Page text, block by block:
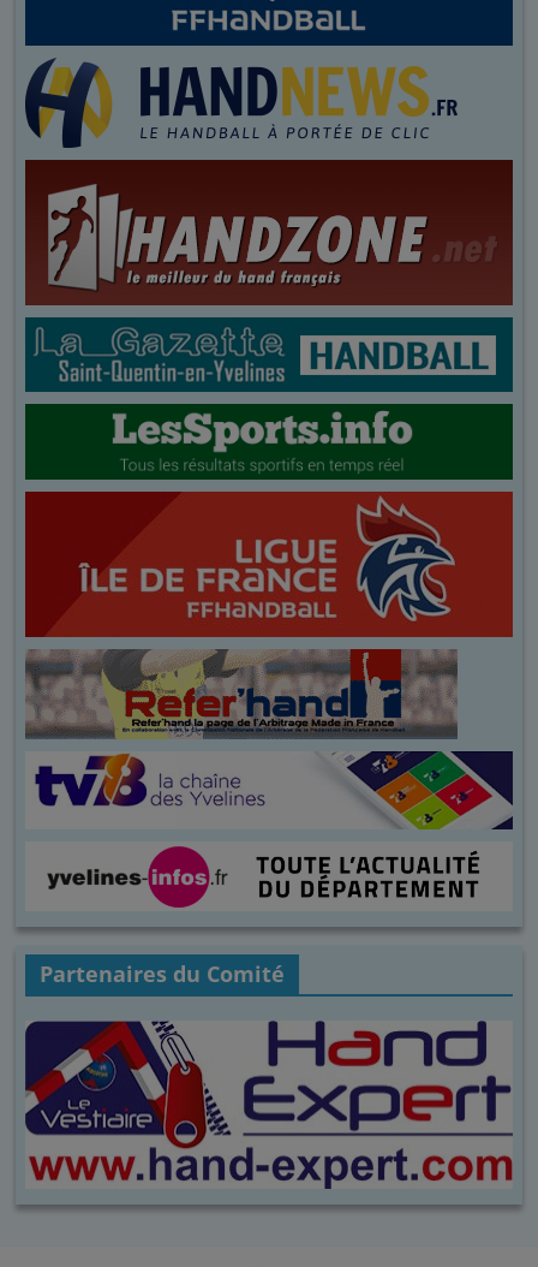
Partenaires du Comité